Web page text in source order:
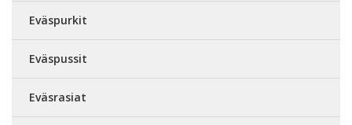
Eväspurkit
Eväspussit
Eväsrasiat